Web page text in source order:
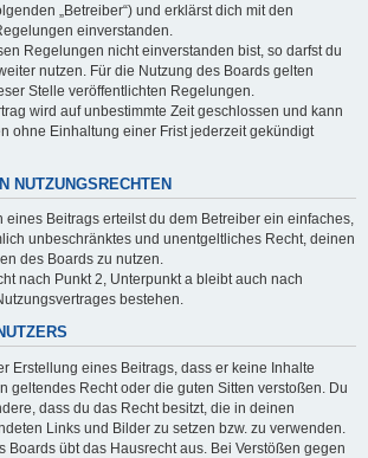
„Betreiber“) und erklärst dich mit den
einverstanden.
Regelungen nicht einverstanden bist, so darfst du
nutzen. Für die Nutzung des Boards gelten
Stelle veröffentlichten Regelungen.
wird auf unbestimmte Zeit geschlossen und kann
ohne Einhaltung einer Frist jederzeit gekündigt
NUTZUNGSRECHTEN
eines Beitrags erteilst du dem Betreiber ein einfaches,
unbeschränktes und unentgeltliches Recht, deinen
des Boards zu nutzen.
nach Punkt 2, Unterpunkt a bleibt auch nach
bestehen.
Erstellung eines Beitrags, dass er keine Inhalte
geltendes Recht oder die guten Sitten verstoßen. Du
dass du das Recht besitzt, die in deinen
Links und Bilder zu setzen bzw. zu verwenden.
Boards übt das Hausrecht aus. Bei Verstößen gegen